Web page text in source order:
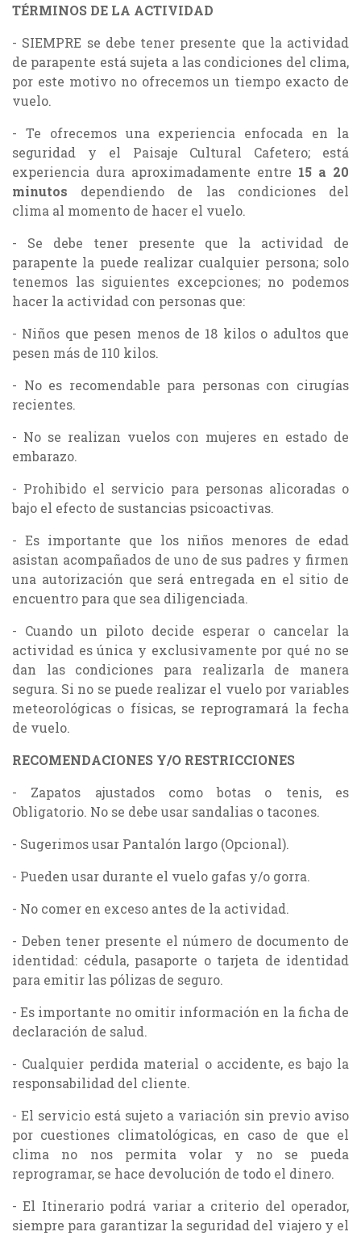
TÉRMINOS DE LA ACTIVIDAD
- SIEMPRE se debe tener presente que la actividad
de parapente está sujeta a las condiciones del clima,
por este motivo no ofrecemos un tiempo exacto de
vuelo.
- Te ofrecemos una experiencia enfocada en la
seguridad y el Paisaje Cultural Cafetero; está
experiencia dura aproximadamente entre 15 a 20
minutos dependiendo de las condiciones del
clima al momento de hacer el vuelo.
- Se debe tener presente que la actividad de
parapente la puede realizar cualquier persona; solo
tenemos las siguientes excepciones; no podemos
hacer la actividad con personas que:
- Niños que pesen menos de 18 kilos o adultos que
pesen más de 110 kilos.
- No es recomendable para personas con cirugías
recientes.
- No se realizan vuelos con mujeres en estado de
embarazo.
- Prohibido el servicio para personas alicoradas o
bajo el efecto de sustancias psicoactivas.
- Es importante que los niños menores de edad
asistan acompañados de uno de sus padres y firmen
una autorización que será entregada en el sitio de
encuentro para que sea diligenciada.
- Cuando un piloto decide esperar o cancelar la
actividad es única y exclusivamente por qué no se
dan las condiciones para realizarla de manera
segura. Si no se puede realizar el vuelo por variables
meteorológicas o físicas, se reprogramará la fecha
de vuelo.
RECOMENDACIONES Y/O RESTRICCIONES
- Zapatos ajustados como botas o tenis, es
Obligatorio. No se debe usar sandalias o tacones.
- Sugerimos usar Pantalón largo (Opcional).
- Pueden usar durante el vuelo gafas y/o gorra.
- No comer en exceso antes de la actividad.
- Deben tener presente el número de documento de
identidad: cédula, pasaporte o tarjeta de identidad
para emitir las pólizas de seguro.
- Es importante no omitir información en la ficha de
declaración de salud.
- Cualquier perdida material o accidente, es bajo la
responsabilidad del cliente.
- El servicio está sujeto a variación sin previo aviso
por cuestiones climatológicas, en caso de que el
clima no nos permita volar y no se pueda
reprogramar, se hace devolución de todo el dinero.
- El Itinerario podrá variar a criterio del operador,
siempre para garantizar la seguridad del viajero y el